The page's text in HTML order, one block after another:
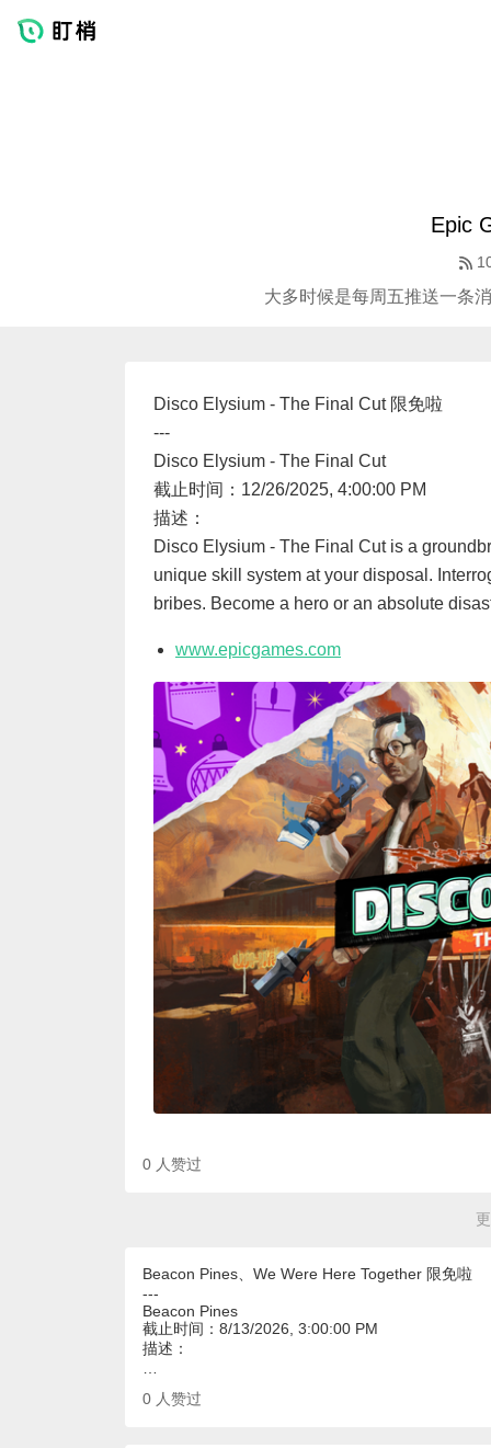
Epic
大多时候是每周五推送一条
Disco Elysium - The Final Cut 限免啦
---
Disco Elysium - The Final Cut
截止时间：12/26/2025, 4:00:00 PM
描述：
Disco Elysium - The Final Cut is a
unique skill system at your disposal.
bribes. Become a hero or an absolute
www.epicgames.com
0 人赞过
Beacon Pines、We Were Here Together 限免啦
---
Beacon Pines
截止时间：8/13/2026, 3:00:00 PM
描述：
0 人赞过